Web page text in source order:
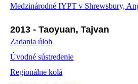
Medzinárodné IYPT v Shrewsbury,
2013 - Taoyuan, Tajvan
Zadania úloh
Úvodné sústredenie
Regionálne kolá